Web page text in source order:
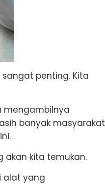
penting. Kita
mengambilnya
banyak masyarakat
akan kita temukan.
alat yang